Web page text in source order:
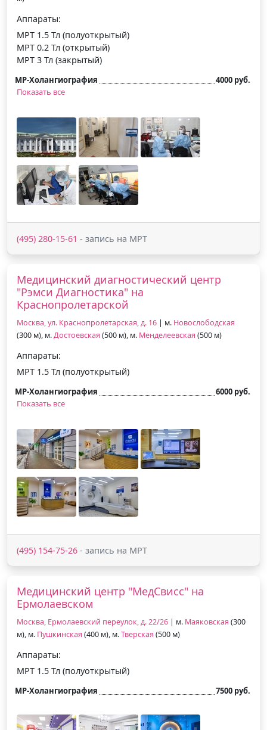
Аппараты:
МРТ 1.5 Тл (полуоткрытый)
МРТ 0.2 Тл (открытый)
МРТ 3 Тл (закрытый)
МР-Холангиография
4000 руб.
Показать все
(495) 280-15-61 - запись на МРТ
Медицинский диагностический центр
"Рэмси Диагностика" на
Краснопролетарской
Москва, ул. Краснопролетарская, д. 16 | м. Новослободская
(300 м), м.Достоевская (500 м), м. Менделеевская (500 м)
Аппараты:
МРТ 1.5 Тл (полуоткрытый)
МР-Холангиография
6000 руб.
Показать все
(495) 154-75-26 - запись на МРТ
Медицинский центр "МедСвисс" на
Ермолаевском
Москва, Ермолаевский переулок, д. 22/26 | м. Маяковская (300
м), м. Пушкинская (400 м), м.Тверская (500 м)
Аппараты:
МРТ 1.5 Тл (полуоткрытый)
МР-Холангиография 7500 руб.